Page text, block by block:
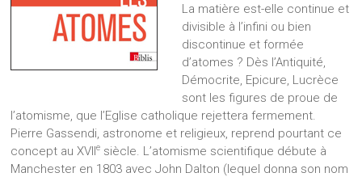
La matière est-elle continue et
divisible à l’infini ou bien
discontinue et formée
d’atomes ? Dès l’Antiquité,
Démocrite, Epicure, Lucrèce
sont les figures de proue de
l’atomisme, que l’Eglise catholique rejettera fermement.
Pierre Gassendi, astronome et religieux, reprend pourtant ce
concept au XVIIe siècle. L’atomisme scientifique débute à
Manchester en 1803 avec John Dalton (lequel donna son nom